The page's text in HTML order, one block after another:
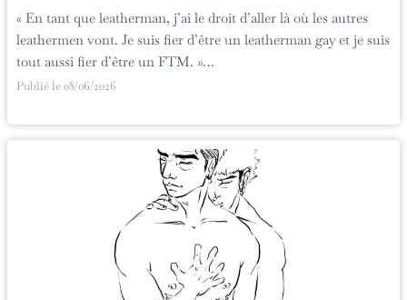
Publié le 08/06/2026
« En tant que leatherman, j’ai le droit d’aller là où les autres
leathermen vont. Je suis fier d’être un leatherman gay et je suis
tout aussi fier d’être un FTM. »…